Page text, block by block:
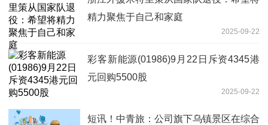
精力聚焦于自己和家庭
2025-09-22
彩客新能源(01986)9月22日斥资4345港
元回购5500股
2025-09-22
短讯！中青旅：公司旗下乌镇景区在综合